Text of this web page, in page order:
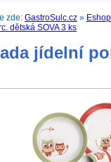
zde:GastroSulc.cz » Eshop
dětská SOVA 3 ks
jídelní